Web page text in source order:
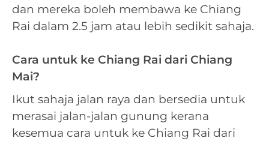
dan mereka boleh membawa ke Chiang
Rai dalam 2.5 jam atau lebih sedikit sahaja.
Cara untuk ke Chiang Rai dari Chiang
Mai?
Ikut sahaja jalan raya dan bersedia untuk
merasai jalan-jalan gunung kerana
kesemua cara untuk ke Chiang Rai dari